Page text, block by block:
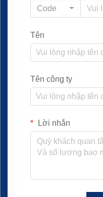
Code
Tên
Tên công ty
Lời nhắn